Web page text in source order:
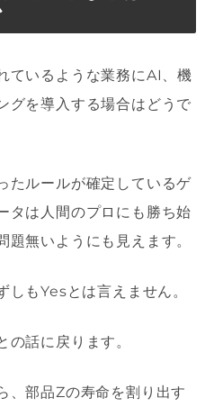
ているような業務にAI 、機
グを導入する場合はどうで
たルールが確定しているゲ
タは人間のプロにも勝ち始
無いようにも見えます。
しもYesとは言えません。
の話に戻ります。
、部品Zの寿命を割り出す